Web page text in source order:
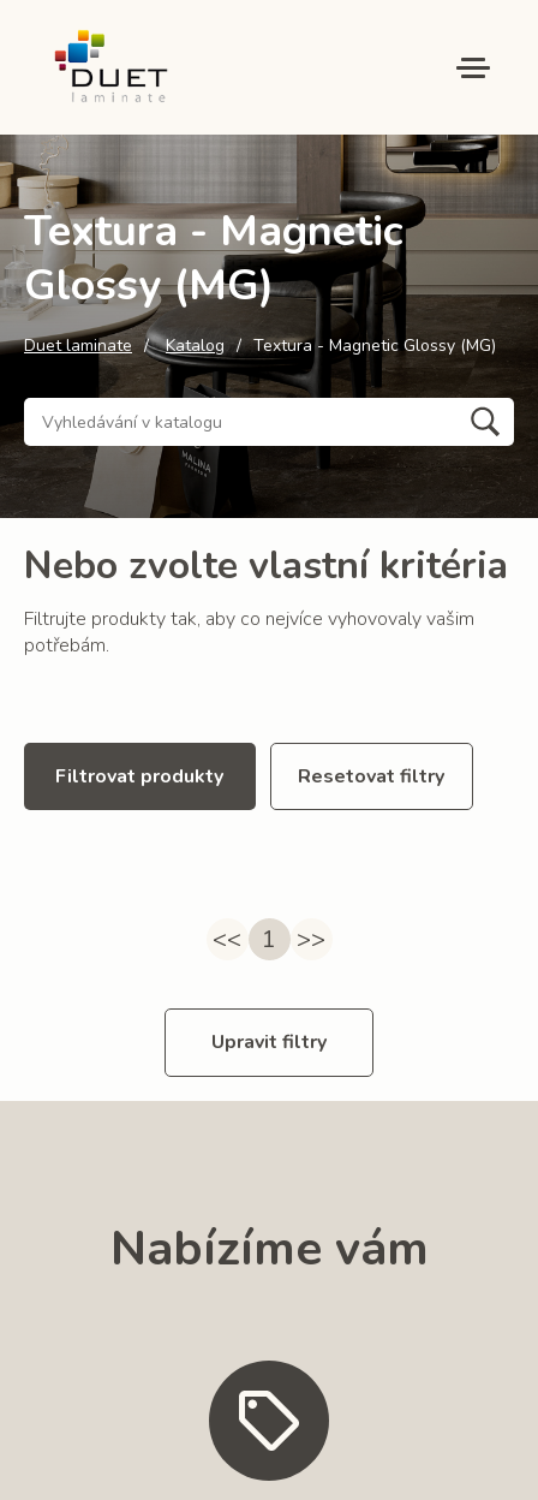
Textura - Magnetic
Glossy (MG)
Duet laminate Katalog Textura - Magnetic Glossy (MG)
Nebo zvolte vlastní kritéria
Filtrujte produkty tak, aby co nejvíce vyhovovaly vašim
potřebám.
Filtrovat produkty Resetovat filtry
<< 1 >>
Upravit filtry
Nabízíme vám